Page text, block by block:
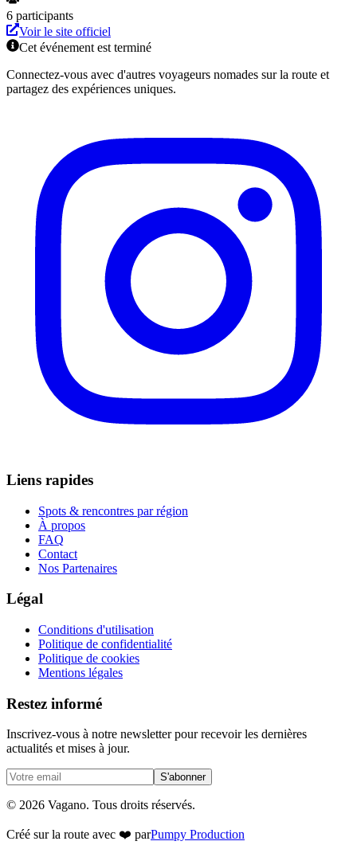
6 participants
Voir le site officiel
Cet événement est terminé
Connectez-vous avec d'autres voyageurs nomades sur la route et
partagez des expériences uniques.
Liens rapides
Spots & rencontres par région
À propos
FAQ
Contact
Nos Partenaires
Légal
Conditions d'utilisation
Politique de confidentialité
Politique de cookies
Mentions légales
Restez informé
Inscrivez-vous à notre newsletter pour recevoir les dernières
actualités et mises à jour.
S'abonner
© 2026 Vagano. Tous droits réservés.
Créé sur la route avec ❤️ parPumpy Production